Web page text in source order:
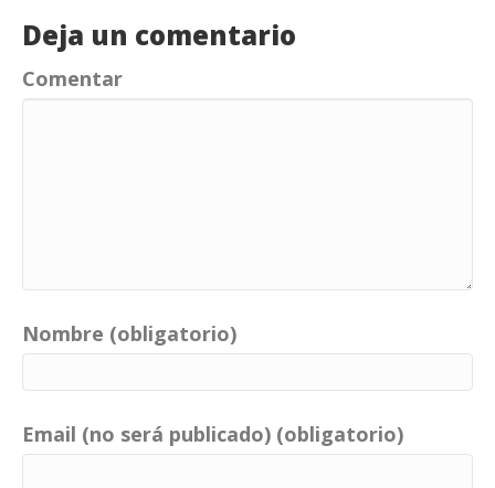
Deja un comentario
Comentar
Nombre (obligatorio)
Email (no será publicado) (obligatorio)